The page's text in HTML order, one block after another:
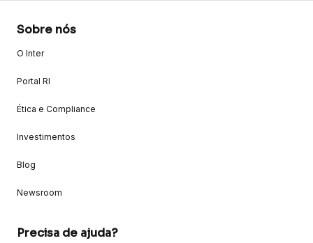
Sobre nós
O Inter
Portal RI
Ética e Compliance
Investimentos
Blog
Newsroom
Precisa de ajuda?